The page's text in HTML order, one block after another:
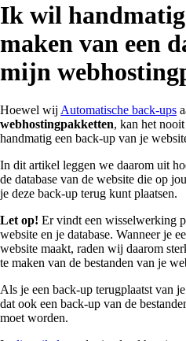
Ik wil
maken van een
mijn
Hoewel wij Automatische back-ups
webhostingpakketten, kan het
handmatig een back-up van je
In dit artikel leggen we daarom uit
de database van de website die op
je deze back-up terug kunt plaatsen.
Let op! Er vindt een wisselwerking
website en je database. Wanneer je
website maakt, raden wij daarom
te maken van de bestanden van je
Als je een back-up terugplaatst van
dat ook een back-up van de
moet worden.